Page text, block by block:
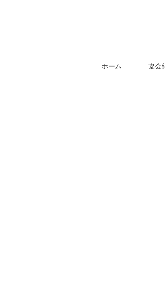
ホーム 協会